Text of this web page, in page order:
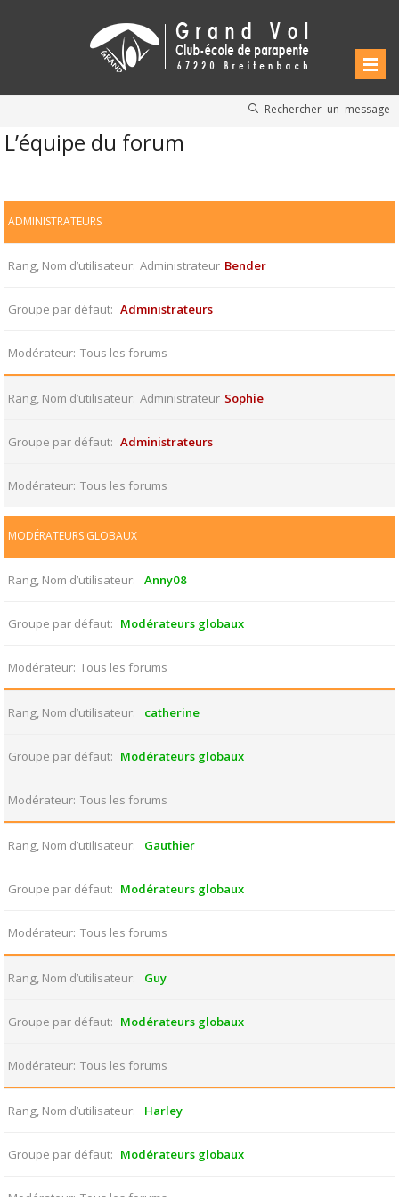
Rechercher un message
L’équipe du forum
ADMINISTRATEURS
Rang, Nom d’utilisateur Administrateur Bender
Groupe par défaut Administrateurs
Modérateur Tous les forums
Rang, Nom d’utilisateur Administrateur Sophie
Groupe par défaut Administrateurs
Modérateur Tous les forums
MODÉRATEURS GLOBAUX
Rang, Nom d’utilisateur Anny08
Groupe par défaut Modérateurs globaux
Modérateur Tous les forums
Rang, Nom d’utilisateur catherine
Groupe par défaut Modérateurs globaux
Modérateur Tous les forums
Rang, Nom d’utilisateur Gauthier
Groupe par défaut Modérateurs globaux
Modérateur Tous les forums
Rang, Nom d’utilisateur Guy
Groupe par défaut Modérateurs globaux
Modérateur Tous les forums
Rang, Nom d’utilisateur Harley
Groupe par défaut Modérateurs globaux